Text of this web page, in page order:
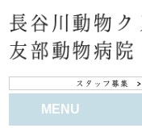
MENU